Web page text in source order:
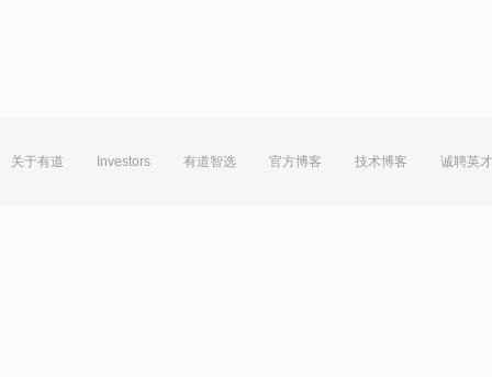
关于有道 Investors 有道智选 官方博客 技术博客 诚聘英才